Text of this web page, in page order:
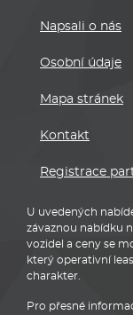
Napsali o nás
Osobní údaje
Mapa stránek
Kontakt
Registrace
U uvedených
závaznou nabídku
vozidel a ceny se
který operativní
charakter.
Pro přesné